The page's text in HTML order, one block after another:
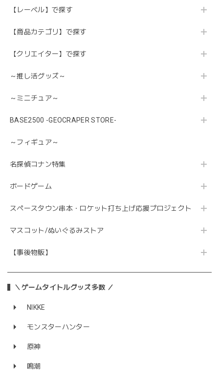
【レーベル】で探す
【商品カテゴリ】で探す
【クリエイター】で探す
～推し活グッズ～
～ミニチュア～
BASE2500 -GEOCRAPER STORE-
～フィギュア～
名探偵コナン特集
ボードゲーム
スペースタウン串本・ロケット打ち上げ応援プロジェクト
マスコット/ぬいぐるみストア
【事後物販】
＼ゲームタイトルグッズ多数 ／
NIKKE
モンスターハンター
原神
鳴潮